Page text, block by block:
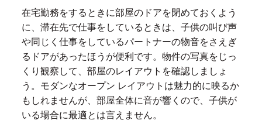
在宅勤務をするときに部屋のドアを閉めておくよう
に、滞在先で仕事をしているときは、子供の叫び声
や同じく仕事をしているパートナーの物音をさえぎ
るドアがあったほうが便利です。物件の写真をじっ
くり観察して、部屋のレイアウトを確認しましょ
う。モダンなオープン レイアウトは魅力的に映るか
もしれませんが、部屋全体に音が響くので、子供が
いる場合に最適とは言えません。